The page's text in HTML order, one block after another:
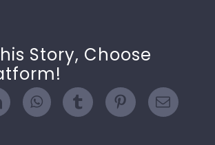
Story, Choose